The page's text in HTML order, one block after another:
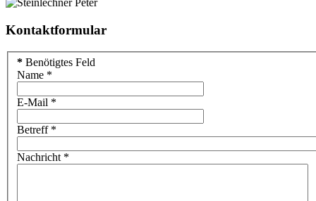
Kontaktformular
* Benötigtes Feld
Name *
E-Mail *
Betreff*
Nachricht *